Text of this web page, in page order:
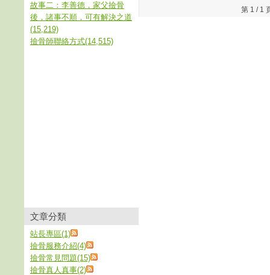
第 1 /
故事二：李善德，家父撿骨
後，諸事不順，可有解決之道
(15,219)
撿骨師聯絡方式(14,515)
文章分類
站長專區(1)
撿骨服務介紹(4)
撿骨常見問題(15)
撿骨真人真事(2)